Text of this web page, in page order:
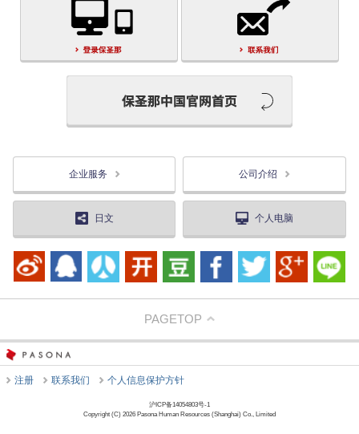
企业服务 公司介绍
日文 个人电脑
PAGETOP
注册 联系我们 个人信息保护方针
沪ICP备14054803号-1
Copyright (C) 2026 Pasona Human Resources (Shanghai) Co., Limited